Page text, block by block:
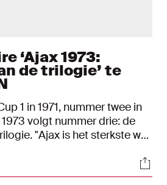
‘Ajax 1973:
de trilogie’ te
1 in 1971, nummer twee in
volgt nummer drie: de
"Ajax is het sterkste wat
klasse", zo omschreef
Udo Lattek het ooit. In